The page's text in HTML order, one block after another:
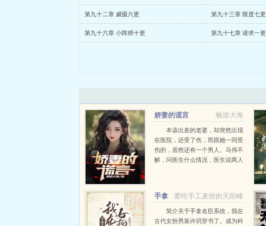
第九十二章 威慑六更 第九十三章 限度七更
第九十六章 小阵师十更 第九十七章 请求一更
畅游大海
娇妻的谎言
本该出差的老婆，却突然出现
在医院，还受了伤，而跟她一同受
伤的，居然还有一个男人。马伟不
解，问医生什么情况，医生说两人
爱吃手工麦饺的天阳峰
手拿
名臣系统，我在古代女扮男
装
简介关于手拿名臣系统，我在
古代女扮男装许玥穿书了。成为科